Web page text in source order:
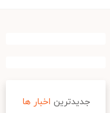
جدیدترین اخبار ها